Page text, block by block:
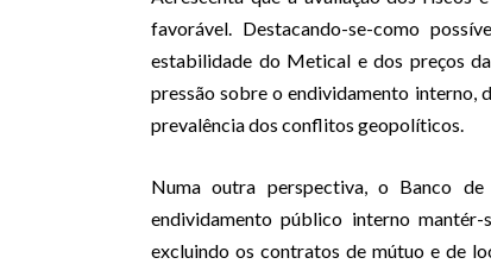
favorável. Destacando-se-como
estabilidade do Metical e dos preços
pressão sobre o endividamento interno,
prevalência dos conflitos geopolíticos.
Numa outra perspectiva, o Banco
endividamento público interno
excluindo os contratos de mútuo e de